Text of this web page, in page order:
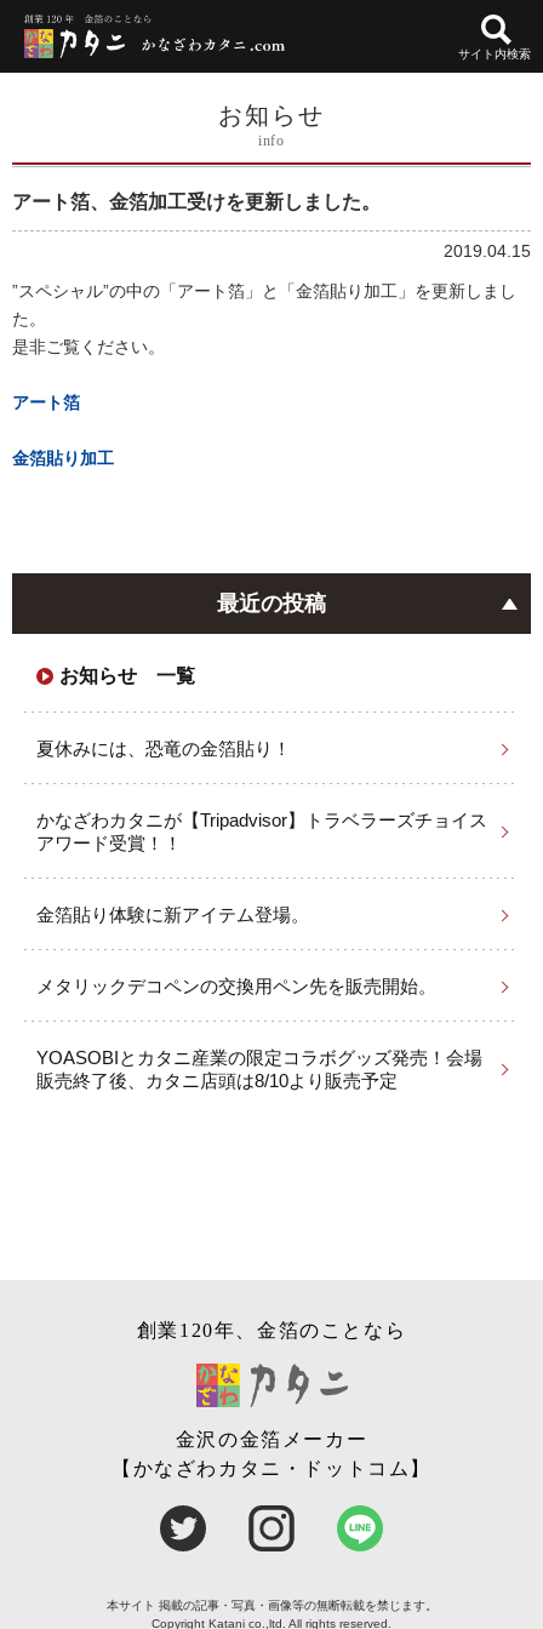
サイト内検索
お知らせ
info
最近の投稿
お知らせ 一覧
夏休みには、恐竜の金箔貼り！
かなざわカタニが【Tripadvisor】トラベラーズチョイス
アワード受賞！！
金箔貼り体験に新アイテム登場。
メタリックデコペンの交換用ペン先を販売開始。
YOASOBIとカタニ産業の限定コラボグッズ発売！会場
販売終了後、カタニ店頭は8/10より販売予定
アート箔、金箔加工受けを更新しました。
2019.04.15
”スペシャル”の中の「アート箔」と「金箔貼り加工」を更新しまし
た。
是非ご覧ください。
アート箔
金箔貼り加工
創業120年、金箔のことなら
金沢の金箔メーカー
【かなざわカタニ・ドットコム】
本サイト 掲載の記事・写真・画像等の無断転載を禁じます。
Copyright Katani co.,ltd. All rights reserved.